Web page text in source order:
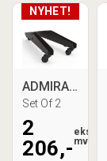
ADMIRAL Freedom Mover Base
Set Of 2
2
206,-
eks.
mva